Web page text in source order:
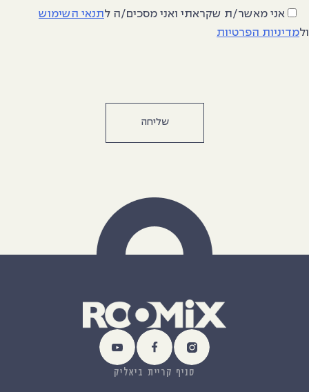
אני מאשר/ת שקראתי ואני מסכים/ה לתנאי השימוש
ולמדיניות הפרטיות
סניף קריית ביאליק